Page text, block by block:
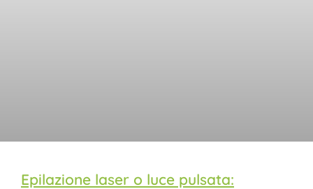
Epilazione laser o luce pulsata: